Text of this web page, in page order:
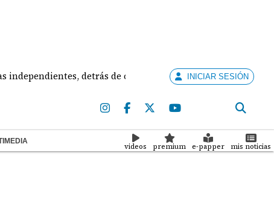
detrás de creación de partidos Bajo la
INICIAR SESIÓN
videos premium e-papper mis noticias